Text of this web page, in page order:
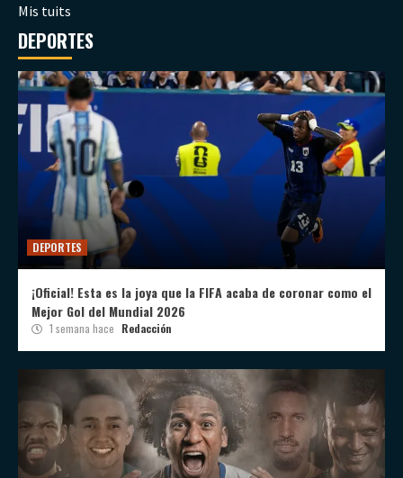
Mis tuits
DEPORTES
DEPORTES
¡Oficial! Esta es la joya que la FIFA acaba de coronar como el
Mejor Gol del Mundial 2026
1 semana hace Redacción